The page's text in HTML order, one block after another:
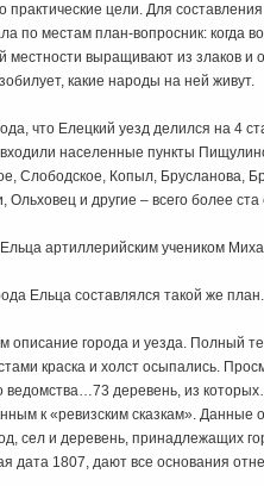
цели. Для составления
по местам план-вопросник: когда
местности выращивают из злаков и
какие народы на ней живут.
что Елецкий уезд делился на 4
населенные пункты
Слободское, Копыл, Брусланова,
Ольховец и другие – всего более
артиллерийским учеником
Ельца составлялся такой же план.
описание города и уезда. Полный
краска и холст осыпались.
ведомства…73 деревень, из
к «ревизским сказкам». Данные
сел и деревень, принадлежащих
дата 1807, дают все основания